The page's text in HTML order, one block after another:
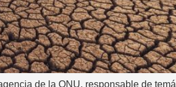
de la ONU, responsable de